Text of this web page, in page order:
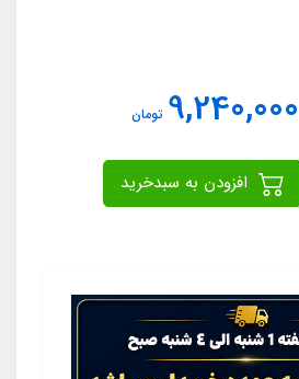
9,240,000 تومان